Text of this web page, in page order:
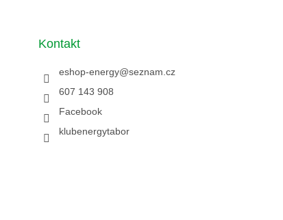
Kontakt
eshop-energy@seznam.cz
607 143 908
Facebook
klubenergytabor